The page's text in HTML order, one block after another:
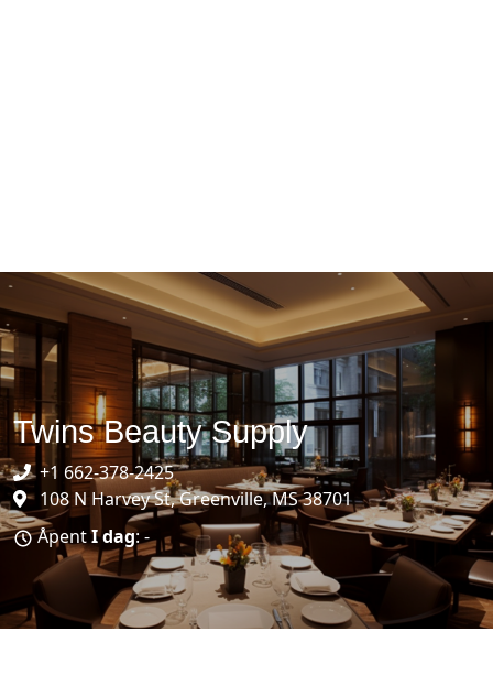
Twins Beauty Supply
+1 662-378-2425
108 N Harvey St, Greenville, MS 38701
ÅpentI dag: -